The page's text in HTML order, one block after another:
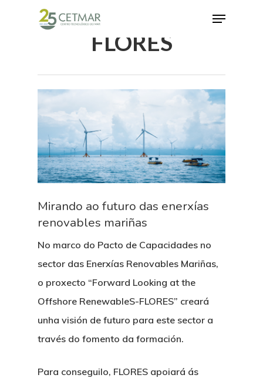
Hit enter to search or ESC to close
FLORES
Mirando ao futuro das enerxías
renovables mariñas
No marco do Pacto de Capacidades no
sector das Enerxías Renovables Mariñas,
o proxecto “Forward Looking at the
Offshore RenewableS-FLORES” creará
unha visión de futuro para este sector a
través do fomento da formación.
Para conseguilo, FLORES apoiará ás